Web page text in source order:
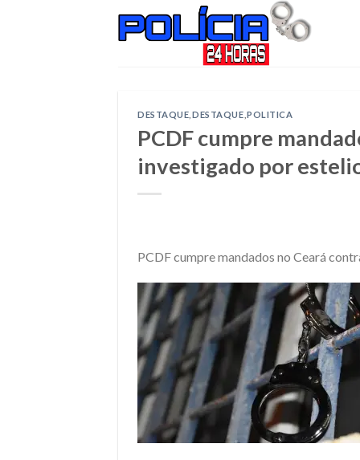
DESTAQUE ,DESTAQUE ,POLITICA
PCDF cumpre
investigado por
PCDF cumpre mandados no Ceará